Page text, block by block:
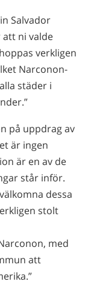
Salvador
att ni valde
verkligen
Narconon-
städer i
på uppdrag av
är ingen
är en av de
står inför.
dessa
stolt
med
att